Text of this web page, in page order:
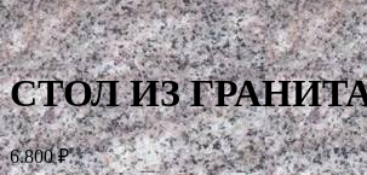
СТОЛ ИЗ ГРАНИТА
6.800₽